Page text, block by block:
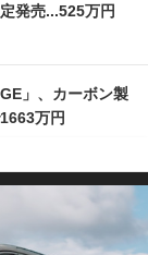
発売...525万円
」、カーボン製
万円